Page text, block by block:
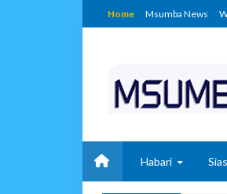
Home Msumba News
Habari